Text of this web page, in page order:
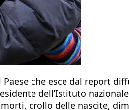
che esce dal report
dell’Istituto
crollo delle nascite,